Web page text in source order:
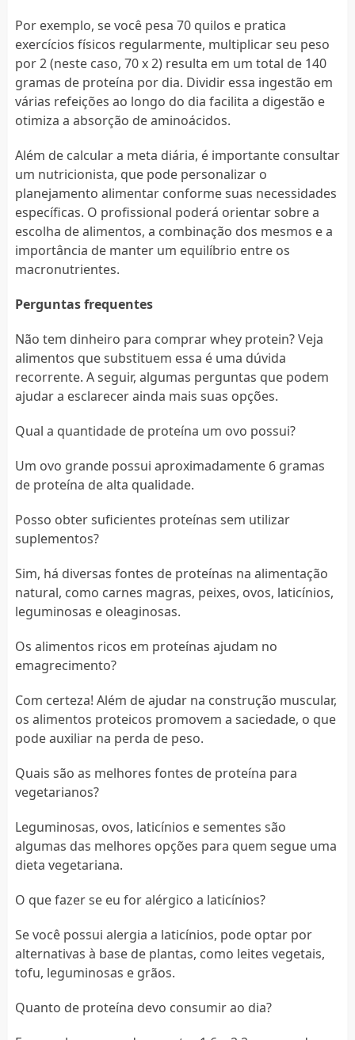
Por exemplo, se você pesa 70 quilos e pratica
exercícios físicos regularmente, multiplicar seu peso
por 2 (neste caso, 70 x 2) resulta em um total de 140
gramas de proteína por dia. Dividir essa ingestão em
várias refeições ao longo do dia facilita a digestão e
otimiza a absorção de aminoácidos.
Além de calcular a meta diária, é importante consultar
um nutricionista, que pode personalizar o
planejamento alimentar conforme suas necessidades
específicas. O profissional poderá orientar sobre a
escolha de alimentos, a combinação dos mesmos e a
importância de manter um equilíbrio entre os
macronutrientes.
Perguntas frequentes
Não tem dinheiro para comprar whey protein? Veja
alimentos que substituem essa é uma dúvida
recorrente. A seguir, algumas perguntas que podem
ajudar a esclarecer ainda mais suas opções.
Qual a quantidade de proteína um ovo possui?
Um ovo grande possui aproximadamente 6 gramas
de proteína de alta qualidade.
Posso obter suficientes proteínas sem utilizar
suplementos?
Sim, há diversas fontes de proteínas na alimentação
natural, como carnes magras, peixes, ovos, laticínios,
leguminosas e oleaginosas.
Os alimentos ricos em proteínas ajudam no
emagrecimento?
Com certeza! Além de ajudar na construção muscular,
os alimentos proteicos promovem a saciedade, o que
pode auxiliar na perda de peso.
Quais são as melhores fontes de proteína para
vegetarianos?
Leguminosas, ovos, laticínios e sementes são
algumas das melhores opções para quem segue uma
dieta vegetariana.
O que fazer se eu for alérgico a laticínios?
Se você possui alergia a laticínios, pode optar por
alternativas à base de plantas, como leites vegetais,
tofu, leguminosas e grãos.
Quanto de proteína devo consumir ao dia?